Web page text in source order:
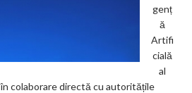
genț
ă
Artifi
cială
al
colaborare directă cu autoritățile